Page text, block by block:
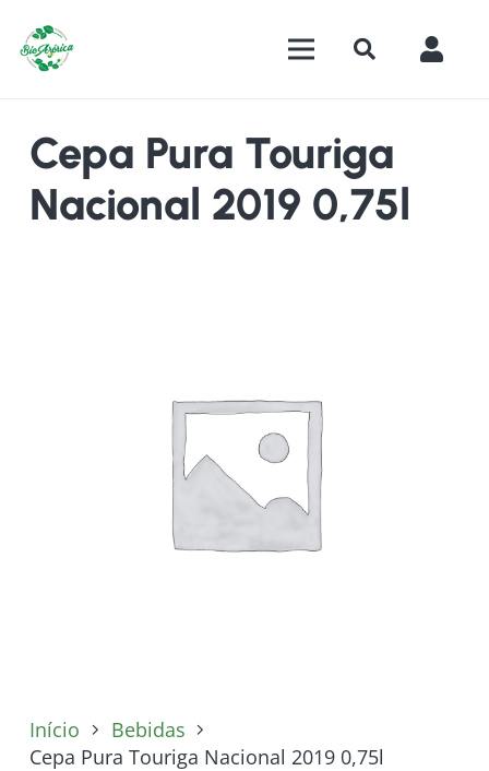
Cepa Pura Touriga
Nacional 2019 0,75l
Início
Bebidas
Cepa Pura Touriga Nacional 2019 0,75l